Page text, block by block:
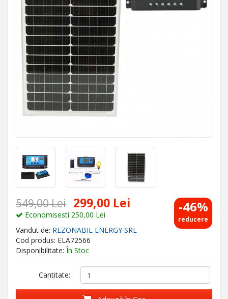
-46%
reducere
549,00 Lei 299,00 Lei
Economisesti 250,00 Lei
Vandut de: REZONABIL ENERGY SRL
Cod produs: ELA72566
Disponibilitate: În Stoc
Cantitate: